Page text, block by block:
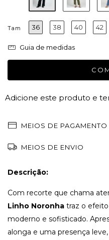
Tam 36 38 40 42
Guia de medidas
Adicione este produto e
MEIOS DE PAGAMENTO
MEIOS DE ENVIO
Descrição:
Com recorte que chama
Linho Noronha traz o
moderno e sofisticado.
alonga e uma presença